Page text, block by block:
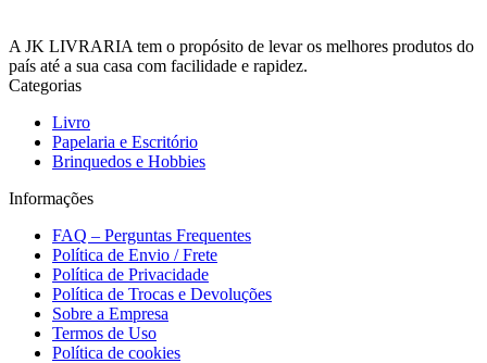
A JK LIVRARIA tem o propósito de levar os melhores produtos do
país até a sua casa com facilidade e rapidez.
Categorias
Livro
Papelaria e Escritório
Brinquedos e Hobbies
Informações
FAQ – Perguntas Frequentes
Política de Envio / Frete
Política de Privacidade
Política de Trocas e Devoluções
Sobre a Empresa
Termos de Uso
Política de cookies